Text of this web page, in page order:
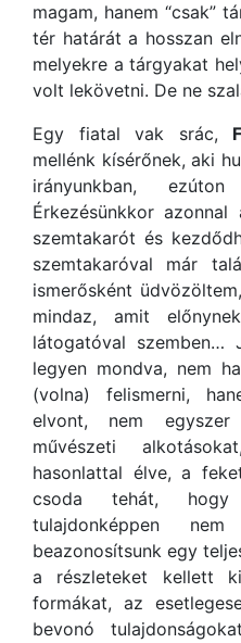
magam, hanem “csak”
tér határát a hosszan
melyekre a tárgyakat
volt lekövetni. De ne
Egy fiatal vak srác,
mellénk kísérőnek, aki
irányunkban,
Érkezésünkkor
szemtakarót és
szemtakaróval már
ismerősként
mindaz, amit
látogatóval szemben…
legyen mondva, nem
(volna) felismerni,
elvont, nem egyszer
művészeti
hasonlattal élve, a
csoda tehát,
tulajdonképpen
beazonosítsunk egy
a részleteket kellett
formákat, az
bevonó